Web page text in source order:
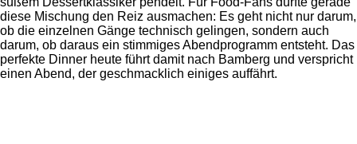
diese Mischung den Reiz ausmachen: Es geht nicht nur darum,
ob die einzelnen Gänge technisch gelingen, sondern auch
darum, ob daraus ein stimmiges Abendprogramm entsteht. Das
perfekte Dinner heute führt damit nach Bamberg und verspricht
einen Abend, der geschmacklich einiges auffährt.